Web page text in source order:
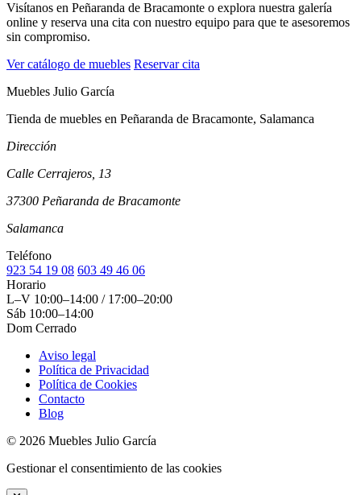
Visítanos en Peñaranda de Bracamonte o explora nuestra galería
online y reserva una cita con nuestro equipo para que te asesoremos
sin compromiso.
Ver catálogo de muebles Reservar cita
Muebles Julio García
Tienda de muebles en Peñaranda de Bracamonte, Salamanca
Dirección
Calle Cerrajeros, 13
37300 Peñaranda de Bracamonte
Salamanca
Teléfono
923 54 19 08 603 49 46 06
Horario
L–V 10:00–14:00 / 17:00–20:00
Sáb 10:00–14:00
Dom Cerrado
Aviso legal
Política de Privacidad
Política de Cookies
Contacto
Blog
© 2026 Muebles Julio García
Gestionar el consentimiento de las cookies